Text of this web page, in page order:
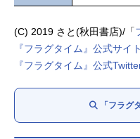
(C) 2019 さと(秋田書店)/「
『フラグタイム』公式サイト
『フラグタイム』公式
「フラグ